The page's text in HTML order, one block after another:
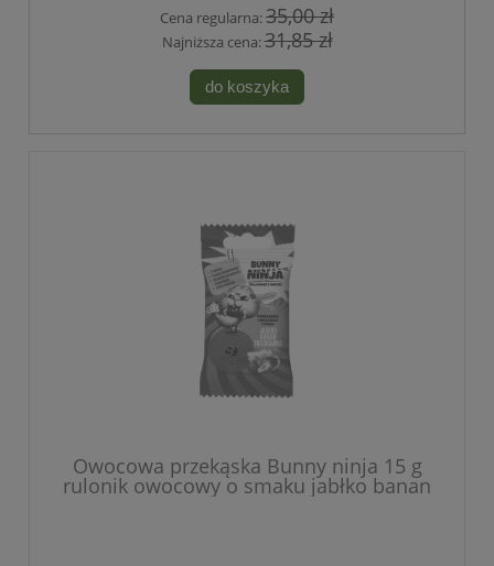
Cena regularna:35,00 zł
Najniższa cena:31,85 zł
do koszyka
Owocowa przekąska Bunny ninja 15 g
rulonik owocowy o smaku jabłko banan
truskawka